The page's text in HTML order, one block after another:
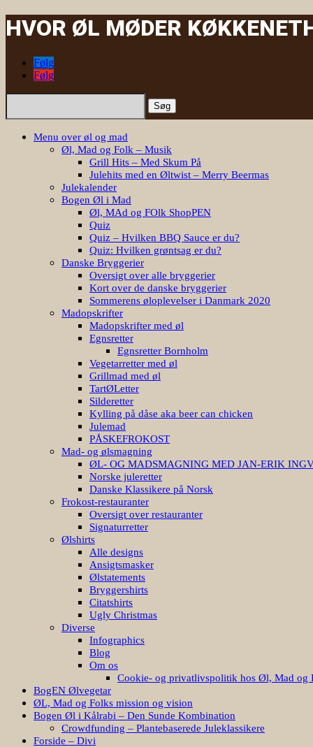
HVOR ØL MØDER KØKKENET|
Følg
Følg
Søg
Menu over øl og mad
Øl, Mad og Folk – Musik
Grill Hits – Med Skum På
Julehits med en Øltwist – Merry Beermas
Julekalender
Bogen Øl i Mad
Øl, MAd og FOlk ShopPEN
Quiz
Quiz – Hvilken BBQ Sauce er du?
Quiz: Hvilken grøntsag er du?
Danske Bryggerier
Oversigt over alle bryggerier
Kort over de danske bryggerier
Sommerens øloplevelser i Danmark 2020
Madopskrifter
Madopskrifter med øl
Egnsretter
Egnsretter Bornholm
Vegetarretter med øl
Grillmad med øl
TartØLetter
Silderetter
Kylling på dåse aka beer can chicken
Julemad
PÅSKEFROKOST
Mad- og ølsmagning
ØL- OG MADSMAGNING MED JAN-ERIK
Norske juleretter
Danske Klassikere på Norsk
Frokost-restauranter
Oversigt over restauranter
Signaturretter
Ølshirts
Alle designs
Ansigtsmasker
Ølstatements
Bryggershirts
Citatshirts
Ugly Christmas
Diverse
Infographics
Blog
Om os
Cookie- og privatlivspolitik hos Øl, Mad og
BogEN Ølvegetar
ØL, Mad og Folks mission og vision
Bogen Øl i Kålrabi – Den Sunde Kombination
Crowdfunding – Plantebaserede Juleklassikere
Forside – Divi